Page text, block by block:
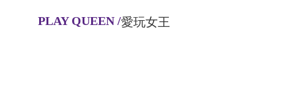
PLAY QUEEN/愛玩女王